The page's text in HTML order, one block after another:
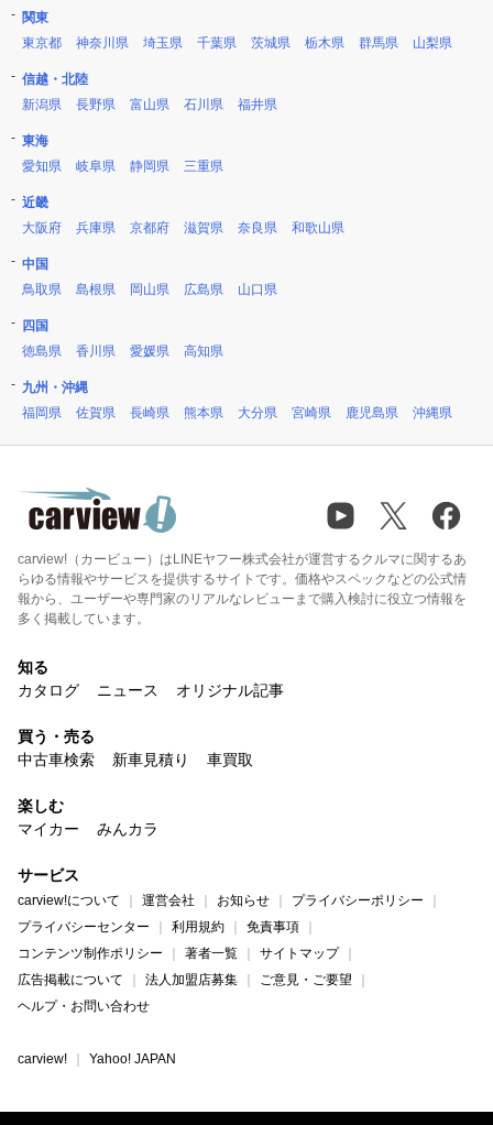
関東
東京都
神奈川県 埼玉県 千葉県 茨城県 栃木県 群馬県 山梨県
信越・北陸
新潟県
長野県 富山県 石川県 福井県
東海
愛知県
岐阜県 静岡県 三重県
近畿
大阪府
兵庫県 京都府 滋賀県 奈良県 和歌山県
中国
鳥取県
島根県 岡山県 広島県 山口県
四国
徳島県
香川県 愛媛県 高知県
九州・沖縄
福岡県
佐賀県 長崎県 熊本県 大分県 宮崎県 鹿児島県 沖縄県
carview!（カービュー）はLINEヤフー株式会社が運営するクルマに関するあ
らゆる情報やサービスを提供するサイトです。価格やスペックなどの公式情
報から、ユーザーや専門家のリアルなレビューまで購入検討に役立つ情報を
多く掲載しています。
知る
カタログ
ニュース オリジナル記事
買う・売る
中古車検索
新車見積り 車買取
楽しむ
マイカー
みんカラ
サービス
carview!について 運営会社 お知らせ
プライバシーポリシー
プライバシーセンター
利用規約
免責事項
コンテンツ制作ポリシー
著者一覧
サイトマップ
広告掲載について
法人加盟店募集
ご意見・ご要望
ヘルプ・お問い合わせ
carview! Yahoo! JAPAN